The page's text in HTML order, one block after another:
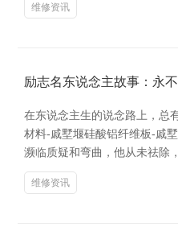
维修资讯
励志名东说念主故事：永
在东说念主生的说念路上，总
材料-戚墅堰硅酸铝纤维板-戚
濒临质疑和弯曲，他从未祛除
维修资讯